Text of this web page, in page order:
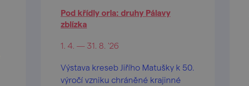
Pod křídly orla: druhy Pálavy
zblízka
1. 4. — 31. 8. '26
Výstava kreseb Jiřího Matušky k 50.
výročí vzniku chráněné krajinné